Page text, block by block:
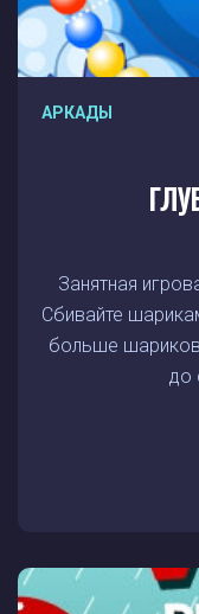
АРКАДЫ
Занятная
Сбивайте
больше шариков
до